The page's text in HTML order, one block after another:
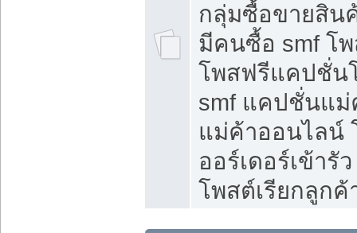
กลุ่มซื้อขายสิน
มีคนซื้อ smf โ
โพสฟรีแคปชั่น
smf แคปชั่นแ
แม่ค้าออนไลน์
ออร์เดอร์เข้ารั
โพสต์เรียกลูกค้